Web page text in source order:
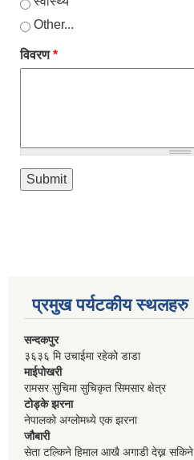
Other...
विवरण*
प्रमुख पर्यटकीय स्थलहरु
सन्दकपुर
३६३६ मि उचाईमा रहेको डाडा
माईपोखरी
रामसर सुचिमा सुचिकृत सिमसार क्षेत्र
टोड्के झरना
नेपालको अग्लोमध्ये एक झरना
जौबारी
सेता टल्किने हिमाल आखै अगाडी देख्न सकिने